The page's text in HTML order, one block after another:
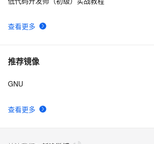
查看更多
推荐镜像
查看更多
GNU